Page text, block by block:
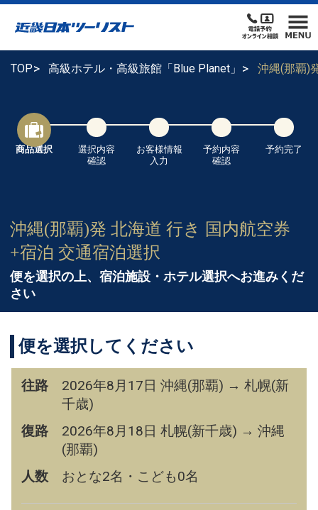
TOP 高級ホテル・高級旅館「Blue Planet」 沖縄(那覇)
商品選択
選択内容
確認
お客様情報
入力
予約内容
確認
予約完了
沖縄(那覇)発 北海道 行き 国内航空券
+宿泊 交通宿泊選択
便を選択の上、宿泊施設・ホテル選択へお進みくだ
さい
便を選択してください
往路
2026年8月17日 沖縄(那覇) → 札幌(新
千歳)
復路
2026年8月18日 札幌(新千歳) → 沖縄
(那覇)
人数
おとな2名・こども0名